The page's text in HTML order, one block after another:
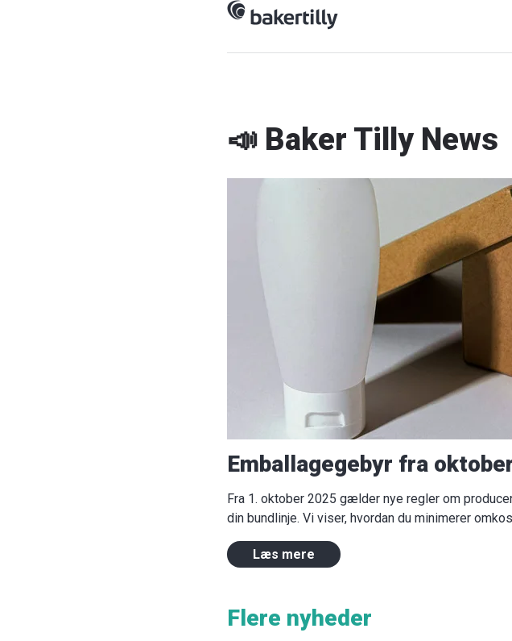
📣 Baker Tilly News
Emballagegebyr fra
Fra 1. oktober 2025 gælder nye regler om
din bundlinje. Vi viser, hvordan du minimerer
Læs mere
Flere nyheder